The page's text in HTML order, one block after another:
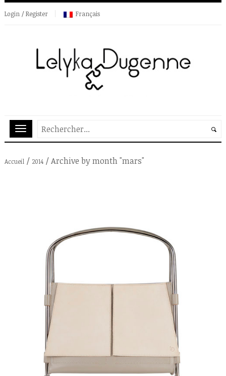
Login / Register Français
Accueil / 2014 /Archive by month "mars"